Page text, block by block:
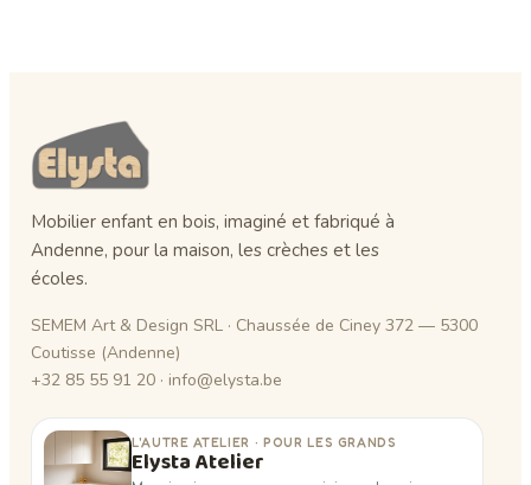
Mobilier enfant en bois, imaginé et fabriqué à
Andenne, pour la maison, les crèches et les
écoles.
SEMEM Art & Design SRL · Chaussée de Ciney 372 — 5300
Coutisse (Andenne)
+32 85 55 91 20 · info@elysta.be
L'AUTRE ATELIER · POUR LES GRANDS
Elysta Atelier